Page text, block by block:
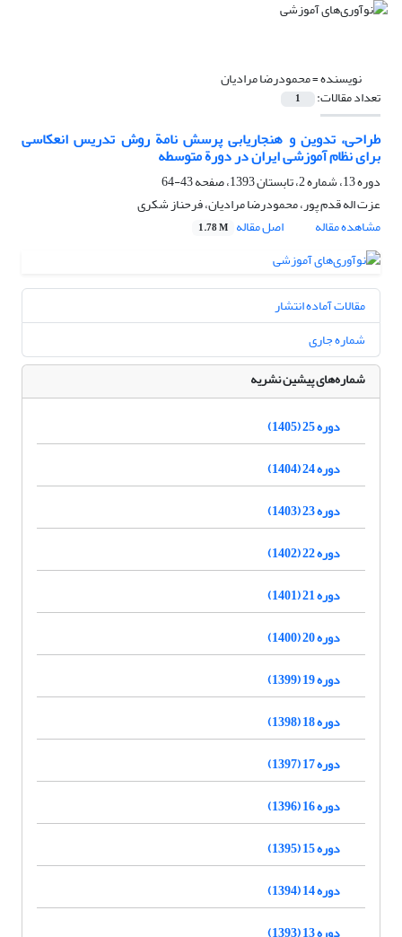
نویسنده =محمودرضا مرادیان
تعداد مقالات: 1
طراحی، تدوین و هنجاریابی پرسش نامة روش تدریس انعکاسی
برای نظام آموزشی ایران در دورة متوسطه
دوره 13، شماره 2، تابستان 1393، صفحه
43-64
عزت اله قدم پور، محمودرضا مرادیان، فرحناز شکری
مشاهده مقاله
اصل مقاله 1.78 M
مقالات آماده انتشار
شماره جاری
شماره‌های پیشین نشریه
دوره 25 (1405)
دوره 24 (1404)
دوره 23 (1403)
دوره 22 (1402)
دوره 21 (1401)
دوره 20 (1400)
دوره 19 (1399)
دوره 18 (1398)
دوره 17 (1397)
دوره 16 (1396)
دوره 15 (1395)
دوره 14 (1394)